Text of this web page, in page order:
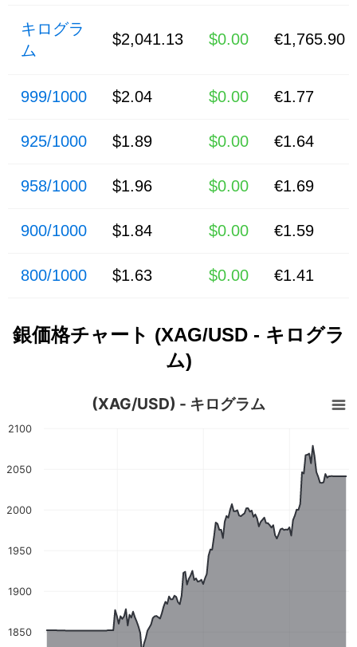
キログラ
ム
$2,041.13 $0.00 €1,765.90
999/1000 $2.04 $0.00 €1.77
925/1000 $1.89 $0.00 €1.64
958/1000 $1.96 $0.00 €1.69
900/1000 $1.84 $0.00 €1.59
800/1000 $1.63 $0.00 €1.41
銀価格チャート (XAG/USD - キログラ
ム)
(XAG/USD) - キログラム
1850
1900
1950
2000
2050
2100